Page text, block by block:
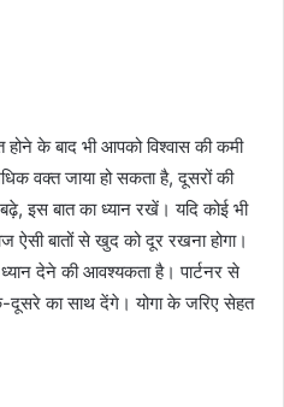
के बाद भी आपको विश्वास की कमी
वक्त जाया हो सकता है, दूसरों की
इस बात का ध्यान रखें। यदि कोई भी
बातों से खुद को दूर रखना होगा।
देने की आवश्यकता है। पार्टनर से
दूसरे का साथ देंगे। योगा के जरिए सेहत